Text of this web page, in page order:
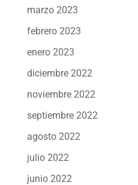
marzo 2023
febrero 2023
enero 2023
diciembre 2022
noviembre 2022
septiembre 2022
agosto 2022
julio 2022
junio 2022